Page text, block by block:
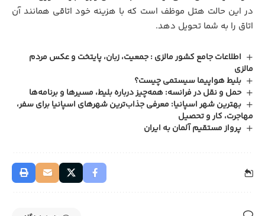
در این حالت هتل موظف است که با هزینه خود اتاقی همانند آن
اتاق را به شما تحویل دهد.
اطلاعات جامع کشور مالزی : جمعیت، زبان، پایتخت و عکس مردم
مالزی
بلیط هواپیما سیستمی چیست؟
حمل‌ و نقل در فرانسه: همه‌چیز درباره بلیط، مسیرها و برنامه‌ها
بهترین شهر اسپانیا: معرفی جذاب‌ترین شهرهای اسپانیا برای سفر،
مهاجرت، کار و تحصیل
پرواز مستقیم آلمان به ایران